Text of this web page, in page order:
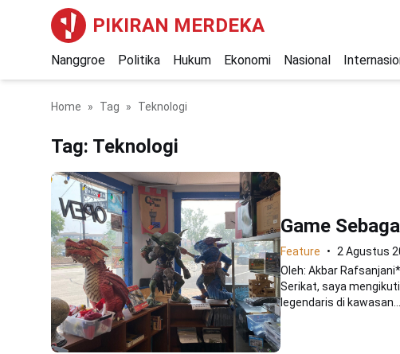
PIKIRAN MERDEKA
Nanggroe Politika Hukum Ekonomi Nasional
Home Tag Teknologi
Tag: Teknologi
Game
Feature
2 Agustus
Oleh: Akbar
Serikat, saya
legendaris di kawasan...